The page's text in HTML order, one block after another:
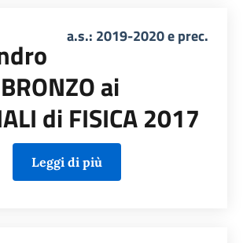
a.s.: 2019-2020 e prec.
ai
di FISICA 2017
Leggi di più